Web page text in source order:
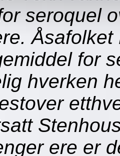
seroquel
for
hverken
ere er